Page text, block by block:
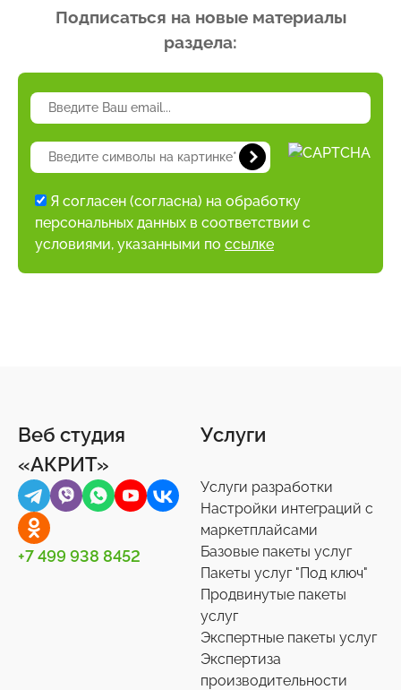
Подписаться на новые материалы
раздела:
Я согласен (согласна) на обработку
персональных данных в соответствии с
условиями, указанными по ссылке
Веб студия
«АКРИТ»
+7 499 938 8452
Услуги
Услуги разработки
Настройки интеграций с
маркетплайсами
Базовые пакеты услуг
Пакеты услуг "Под ключ"
Продвинутые пакеты
услуг
Экспертные пакеты услуг
Экспертиза
производительности